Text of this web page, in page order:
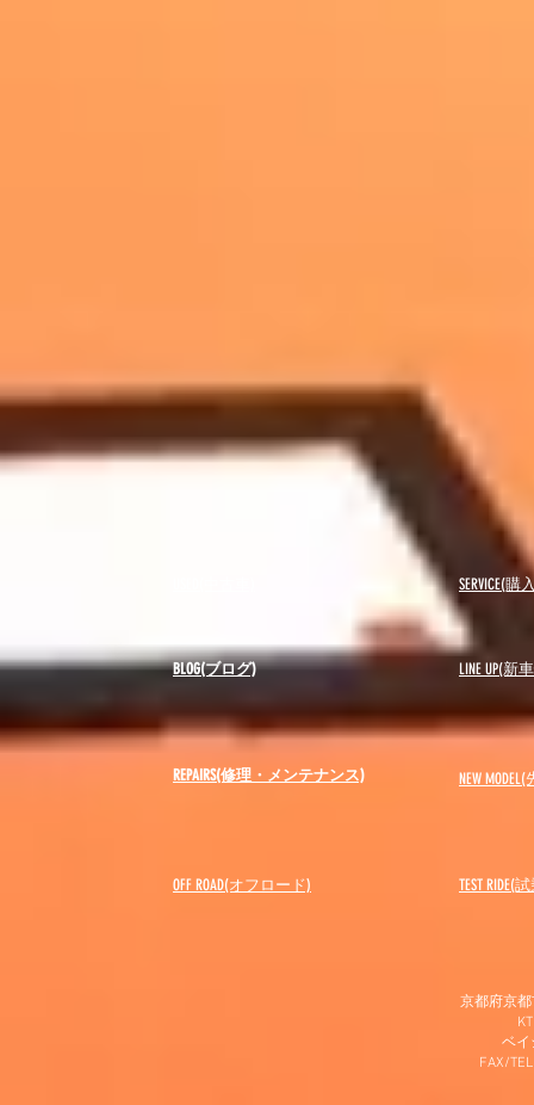
BLOG(ブログ)
SERVICE(
LINE UP(新
REPAIRS(修理・メンテナンス) NEW MODEL(
OFF ROAD(オフロード) ​TEST RIDE(
京都府京
ベイ
FAX/